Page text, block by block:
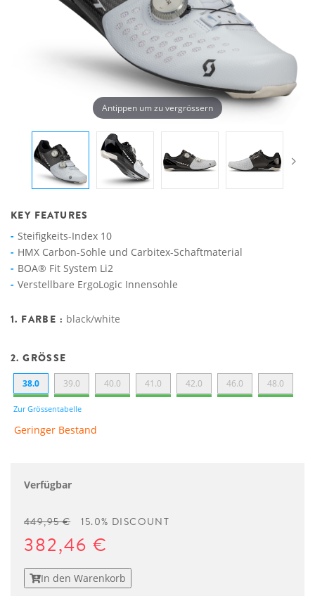
Antippen um zu vergrössern
KEY FEATURES
Steifigkeits-Index 10
HMX Carbon-Sohle und Carbitex-Schaftmaterial
BOA® Fit System Li2
Verstellbare ErgoLogic Innensohle
1. FARBE : black/white
2. GRÖSSE
38.0 39.0 40.0 41.0 42.0 46.0 48.0
Zur Grössentabelle
Geringer Bestand
Verfügbar
449,95 € 15.0% DISCOUNT
382,46 €
In den Warenkorb